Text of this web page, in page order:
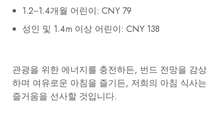
1.2~1.4개월 어린이: CNY 79
성인 및 1.4m 이상 어린이: CNY 138
관광을 위한 에너지를 충전하든, 번드 전망을 감상
하며 여유로운 아침을 즐기든, 저희의 아침 식사는
즐거움을 선사할 것입니다.